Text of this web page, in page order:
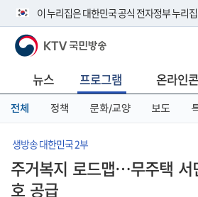
이 누리집은 대한민국 공식 전자정부 누리
공식 누리집 주소 확인하기
니다.
이밖에 or.kr 또는 .kr등 다른 도메인 주소를
서 도메인 주소를 확인해 보세요
KTV 국민방송
뉴스 프로그램 온라인
전체 정책 문화/교양 보도
생방송 대한민국 2부
주거복지 로드맵…무주택
호 공급